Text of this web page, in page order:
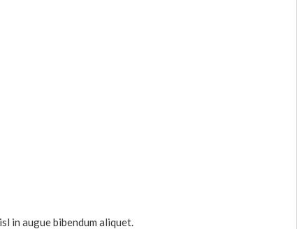
in augue bibendum aliquet.